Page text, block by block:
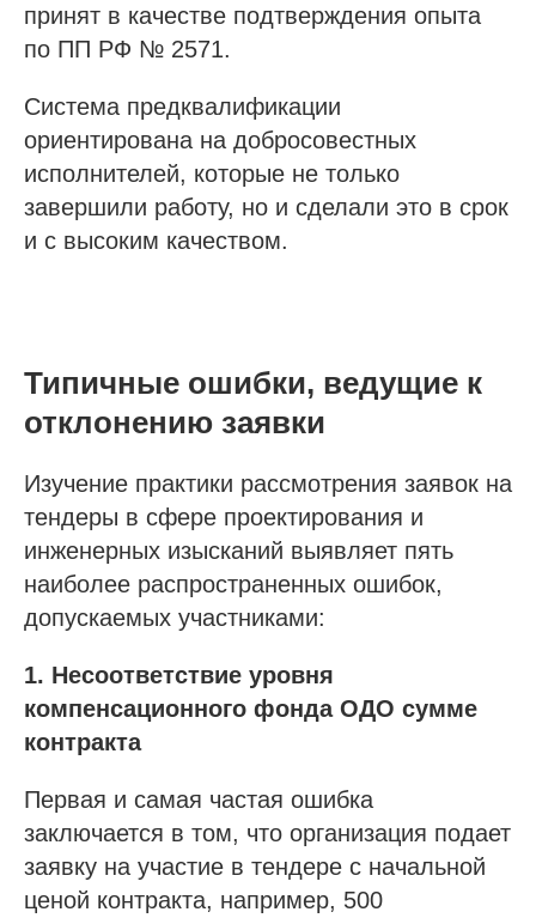
принят в качестве подтверждения опыта
по ПП РФ № 2571.
Система предквалификации
ориентирована на добросовестных
исполнителей, которые не только
завершили работу, но и сделали это в срок
и с высоким качеством.
Типичные ошибки, ведущие к
отклонению заявки
Изучение практики рассмотрения заявок на
тендеры в сфере проектирования и
инженерных изысканий выявляет пять
наиболее распространенных ошибок,
допускаемых участниками:
1. Несоответствие уровня
компенсационного фонда ОДО сумме
контракта
Первая и самая частая ошибка
заключается в том, что организация подает
заявку на участие в тендере с начальной
ценой контракта, например, 500